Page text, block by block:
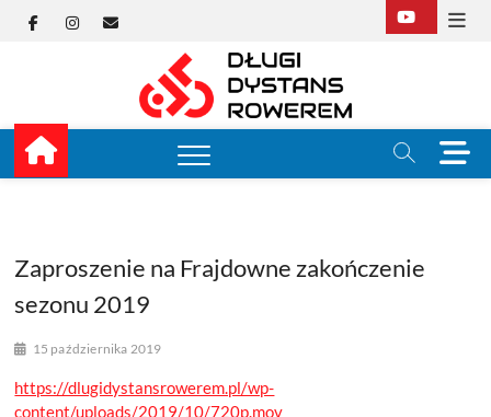
Facebook
Instagram
E-
Długi
M
e
Zaproszenie na Frajdowne zakończenie
sezonu 2019
15 października 2019
https://dlugidystansrowerem.pl/wp-
content/uploads/2019/10/720p.mov